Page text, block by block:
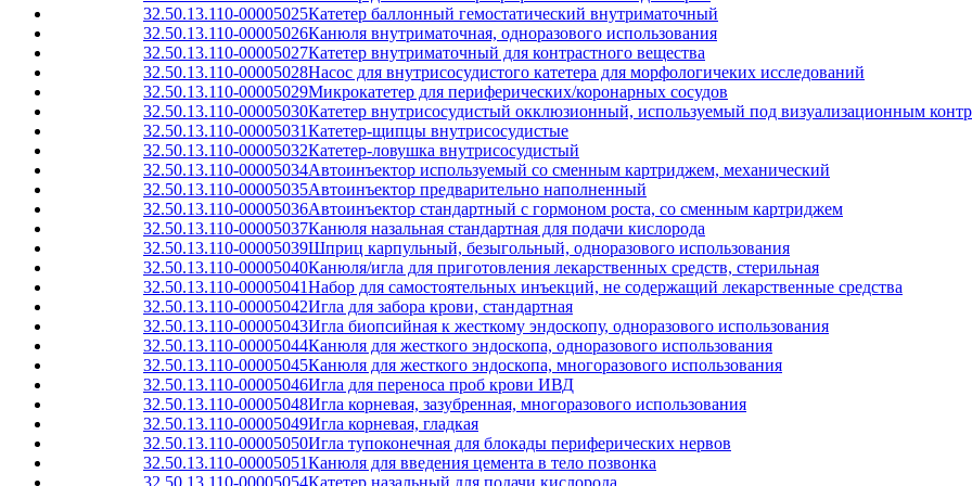
32.50.13.110-00005025Катетер баллонный гемостатический внутриматочный
32.50.13.110-00005026Канюля внутриматочная, одноразового использования
32.50.13.110-00005027Катетер внутриматочный для контрастного вещества
32.50.13.110-00005028Насос для внутрисосудистого катетера для морфологичеких исследований
32.50.13.110-00005029Микрокатетер для периферических/коронарных сосудов
32.50.13.110-00005030Катетер внутрисосудистый окклюзионный, используемый под визуализационным
32.50.13.110-00005031Катетер-щипцы внутрисосудистые
32.50.13.110-00005032Катетер-ловушка внутрисосудистый
32.50.13.110-00005034Автоинъектор используемый со сменным картриджем, механический
32.50.13.110-00005035Автоинъектор предварительно наполненный
32.50.13.110-00005036Автоинъектор стандартный с гормоном роста, со сменным картриджем
32.50.13.110-00005037Канюля назальная стандартная для подачи кислорода
32.50.13.110-00005039Шприц карпульный, безыгольный, одноразового использования
32.50.13.110-00005040Канюля/игла для приготовления лекарственных средств, стерильная
32.50.13.110-00005041Набор для самостоятельных инъекций, не содержащий лекарственные средства
32.50.13.110-00005042Игла для забора крови, стандартная
32.50.13.110-00005043Игла биопсийная к жесткому эндоскопу, одноразового использования
32.50.13.110-00005044Канюля для жесткого эндоскопа, одноразового использования
32.50.13.110-00005045Канюля для жесткого эндоскопа, многоразового использования
32.50.13.110-00005046Игла для переноса проб крови ИВД
32.50.13.110-00005048Игла корневая, зазубренная, многоразового использования
32.50.13.110-00005049Игла корневая, гладкая
32.50.13.110-00005050Игла тупоконечная для блокады периферических нервов
32.50.13.110-00005051Канюля для введения цемента в тело позвонка
32.50.13.110-00005054Катетер назальный для подачи кислорода